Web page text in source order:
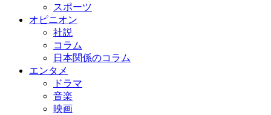
スポーツ
オピニオン
社説
コラム
日本関係のコラム
エンタメ
ドラマ
音楽
映画